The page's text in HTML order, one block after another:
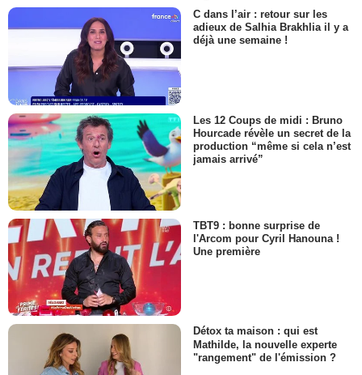
C dans l’air : retour sur les
adieux de Salhia Brakhlia il y a
déjà une semaine !
Les 12 Coups de midi : Bruno
Hourcade révèle un secret de la
production “même si cela n’est
jamais arrivé”
TBT9 : bonne surprise de
l'Arcom pour Cyril Hanouna !
Une première
Détox ta maison : qui est
Mathilde, la nouvelle experte
"rangement" de l'émission ?